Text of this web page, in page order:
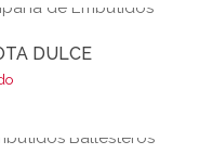
DULCE